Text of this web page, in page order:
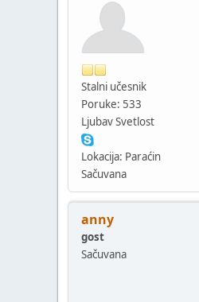
Stalni učesnik
Poruke: 533
Ljubav Svetlost
Lokacija: Paraćin
Sačuvana
anny
gost
Sačuvana